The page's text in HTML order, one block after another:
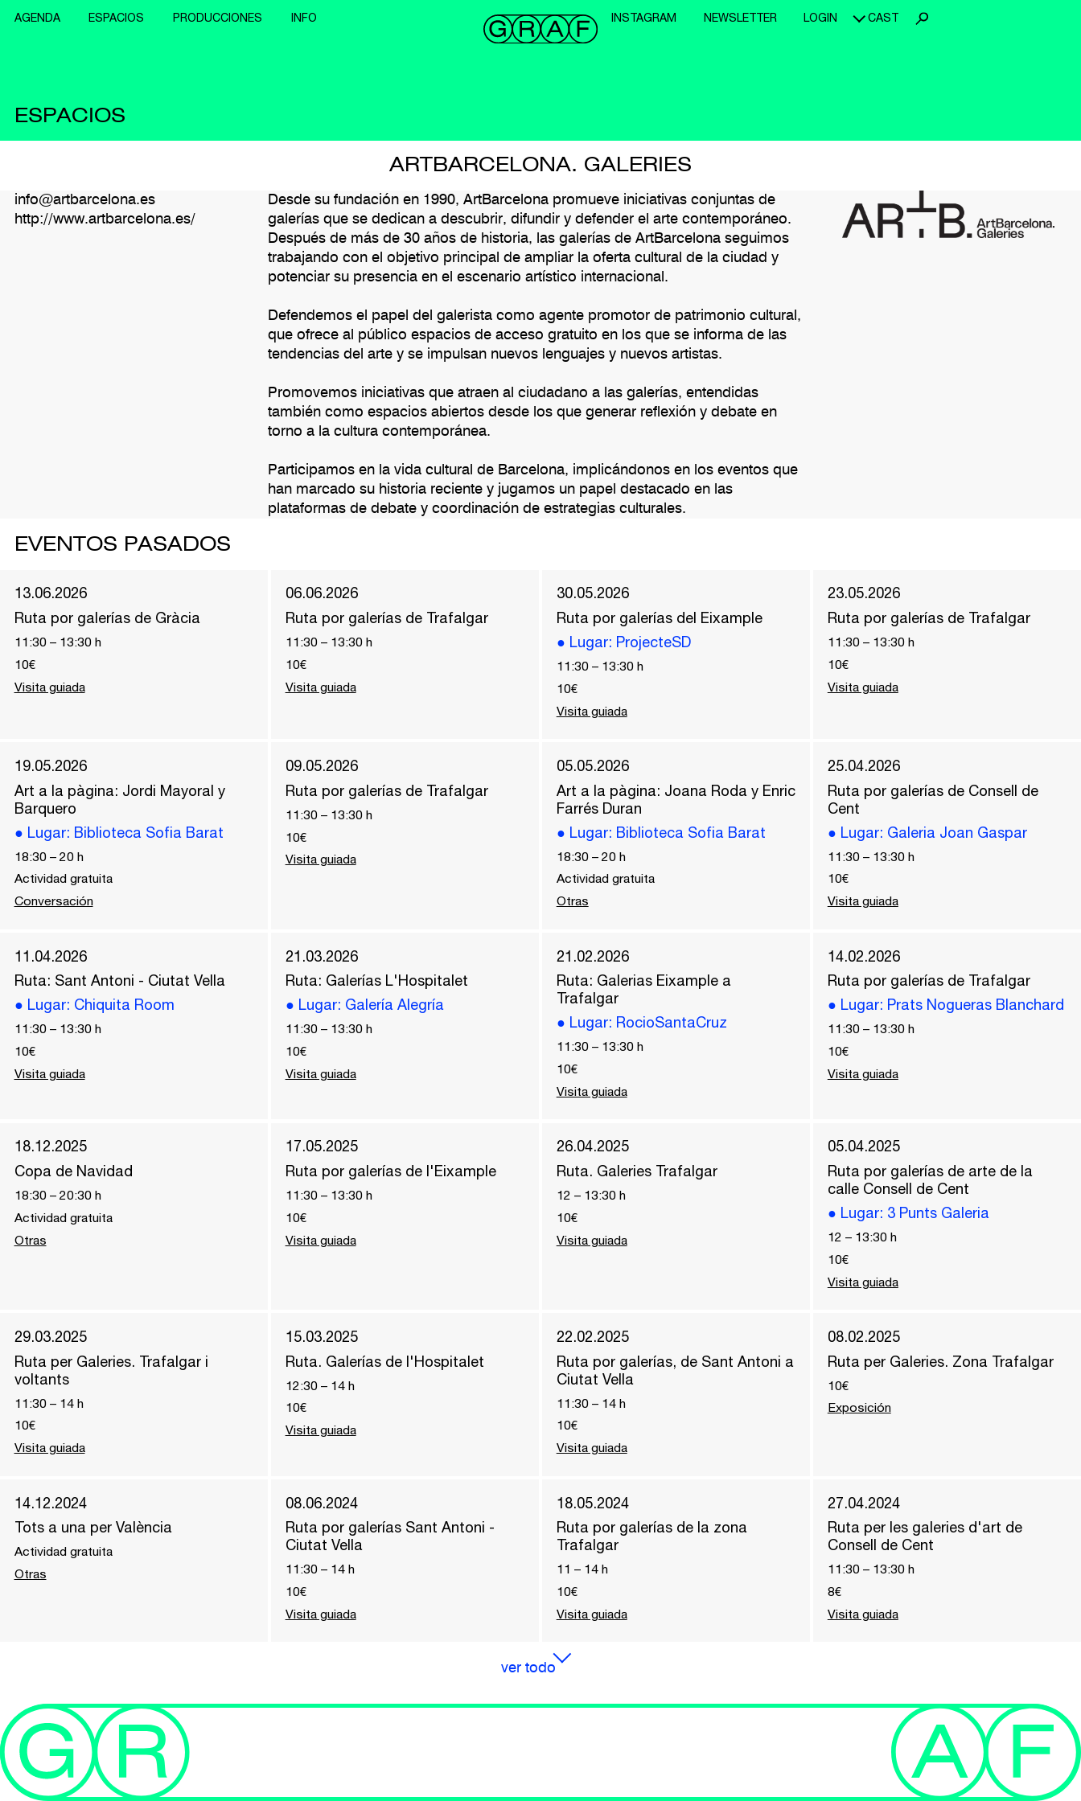
AGENDA ESPACIOS PRODUCCIONES INFO INSTAGRAM NEWSLETTER LOGIN CAST
ESPACIOS
ARTBARCELONA. GALERIES
Desde su fundación en 1990, ArtBarcelona promueve iniciativas conjuntas de
galerías que se dedican a descubrir, difundir y defender el arte contemporáneo.
Después de más de 30 años de historia, las galerías de ArtBarcelona seguimos
trabajando con el objetivo principal de ampliar la oferta cultural de la ciudad y
potenciar su presencia en el escenario artístico internacional.
Defendemos el papel del galerista como agente promotor de patrimonio cultural,
que ofrece al público espacios de acceso gratuito en los que se informa de las
tendencias del arte y se impulsan nuevos lenguajes y nuevos artistas.
Promovemos iniciativas que atraen al ciudadano a las galerías, entendidas
también como espacios abiertos desde los que generar reflexión y debate en
torno a la cultura contemporánea.
Participamos en la vida cultural de Barcelona, ​​implicándonos en los eventos que
han marcado su historia reciente y jugamos un papel destacado en las
plataformas de debate y coordinación de estrategias culturales.
info@artbarcelona.es
http://www.artbarcelona.es/
EVENTOS PASADOS
13.06.2026
Ruta por galerías de Gràcia
11:30– 13:30h
10€
Visita guiada
06.06.2026
Ruta por galerías de Trafalgar
11:30– 13:30h
10€
Visita guiada
30.05.2026
Ruta por galerías del Eixample
● Lugar: ProjecteSD
11:30– 13:30h
10€
Visita guiada
23.05.2026
Ruta por galerías de Trafalgar
11:30– 13:30h
10€
Visita guiada
19.05.2026
Art a la pàgina: Jordi Mayoral y
Barquero
● Lugar: Biblioteca Sofia Barat
18:30– 20h
Actividad gratuita
Conversación
09.05.2026
Ruta por galerías de Trafalgar
11:30– 13:30h
10€
Visita guiada
05.05.2026
Art a la pàgina: Joana Roda y Enric
Farrés Duran
● Lugar: Biblioteca Sofia Barat
18:30– 20h
Actividad gratuita
Otras
25.04.2026
Ruta por galerías de Consell de
Cent
● Lugar: Galeria Joan Gaspar
11:30– 13:30h
10€
Visita guiada
11.04.2026
Ruta: Sant Antoni - Ciutat Vella
● Lugar: Chiquita Room
11:30– 13:30h
10€
Visita guiada
21.03.2026
Ruta: Galerías L'Hospitalet
● Lugar: Galería Alegría
11:30– 13:30h
10€
Visita guiada
21.02.2026
Ruta: Galerias Eixample a
Trafalgar
● Lugar: RocioSantaCruz
11:30– 13:30h
10€
Visita guiada
14.02.2026
Ruta por galerías de Trafalgar
● Lugar: Prats Nogueras Blanchard
11:30– 13:30h
10€
Visita guiada
18.12.2025
Copa de Navidad
18:30– 20:30h
Actividad gratuita
Otras
17.05.2025
Ruta por galerías de l'Eixample
11:30– 13:30h
10€
Visita guiada
26.04.2025
Ruta. Galeries Trafalgar
12 – 13:30h
10€
Visita guiada
05.04.2025
Ruta por galerías de arte de la
calle Consell de Cent
● Lugar: 3 Punts Galeria
12 – 13:30h
10€
Visita guiada
29.03.2025
Ruta per Galeries. Trafalgar i
voltants
11:30– 14h
10€
Visita guiada
15.03.2025
Ruta. Galerías de l'Hospitalet
12:30– 14h
10€
Visita guiada
22.02.2025
Ruta por galerías, de Sant Antoni a
Ciutat Vella
11:30– 14h
10€
Visita guiada
08.02.2025
Ruta per Galeries. Zona Trafalgar
10€
Exposición
14.12.2024
Tots a una per València
Actividad gratuita
Otras
08.06.2024
Ruta por galerías Sant Antoni -
Ciutat Vella
11:30– 14h
10€
Visita guiada
18.05.2024
Ruta por galerías de la zona
Trafalgar
11 – 14h
10€
Visita guiada
27.04.2024
Ruta per les galeries d'art de
Consell de Cent
11:30– 13:30h
8€
Visita guiada
ver todo